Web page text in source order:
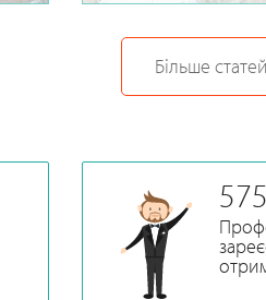
3 роки весілля -
символізує. Який
Більше статей